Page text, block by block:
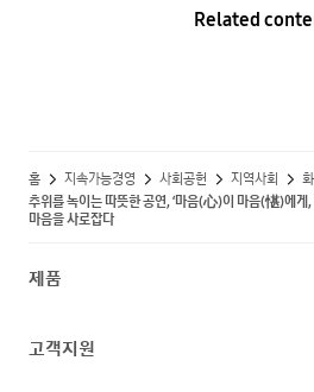
Related
홈 지속가능경영 사회공헌 지역사회
추위를 녹이는 따뜻한 공연, ‘마음(心)이 마음(愖)에게
마음을 사로잡다
제품
고객지원